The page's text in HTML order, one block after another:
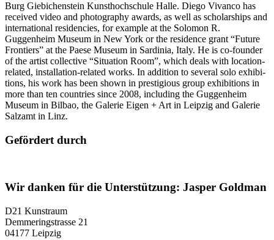
Burg Giebichenstein Kunsthochschule Halle. Diego Vivanco has
recei­ved video and pho­to­gra­phy awards, as well as scho­lar­ships and
inter­na­tio­nal resi­den­ci­es, for exam­p­le at the Solomon R.
Guggenheim Museum in New York or the resi­dence grant “Future
Frontiers” at the Paese Museum in Sardinia, Italy. He is co-foun­der
of the artist coll­ec­ti­ve “Situation Room”, which deals with loca­ti­on-
rela­ted, instal­la­ti­on-rela­ted works. In addi­ti­on to seve­ral solo exhi­bi­
ti­ons, his work has been shown in pres­ti­gious group exhi­bi­ti­ons in
more than ten count­ries sin­ce 2008, inclu­ding the Guggenheim
Museum in Bilbao, the Galerie Eigen + Art in Leipzig and Galerie
Salzamt in Linz.
Gefördert durch
Wir danken für die Unterstützung: Jasper Goldman
D21 Kunstraum
Demmeringstrasse 21
04177 Leipzig